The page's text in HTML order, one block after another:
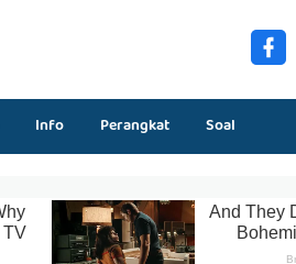
Info Perangkat Soal